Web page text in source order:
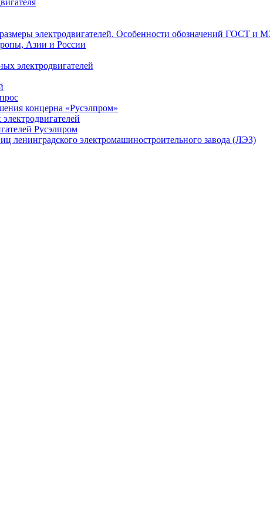
электродвигателей. Особенности обозначений ГОСТ и
Азии и России
электродвигателей
концерна «Русэлпром»
Русэлпром
ленинградского электромашиностроительного завода (ЛЭЗ)